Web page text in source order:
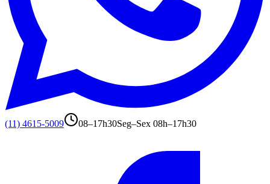
(11) 4615-5009 08–17h30Seg–Sex 08h–17h30